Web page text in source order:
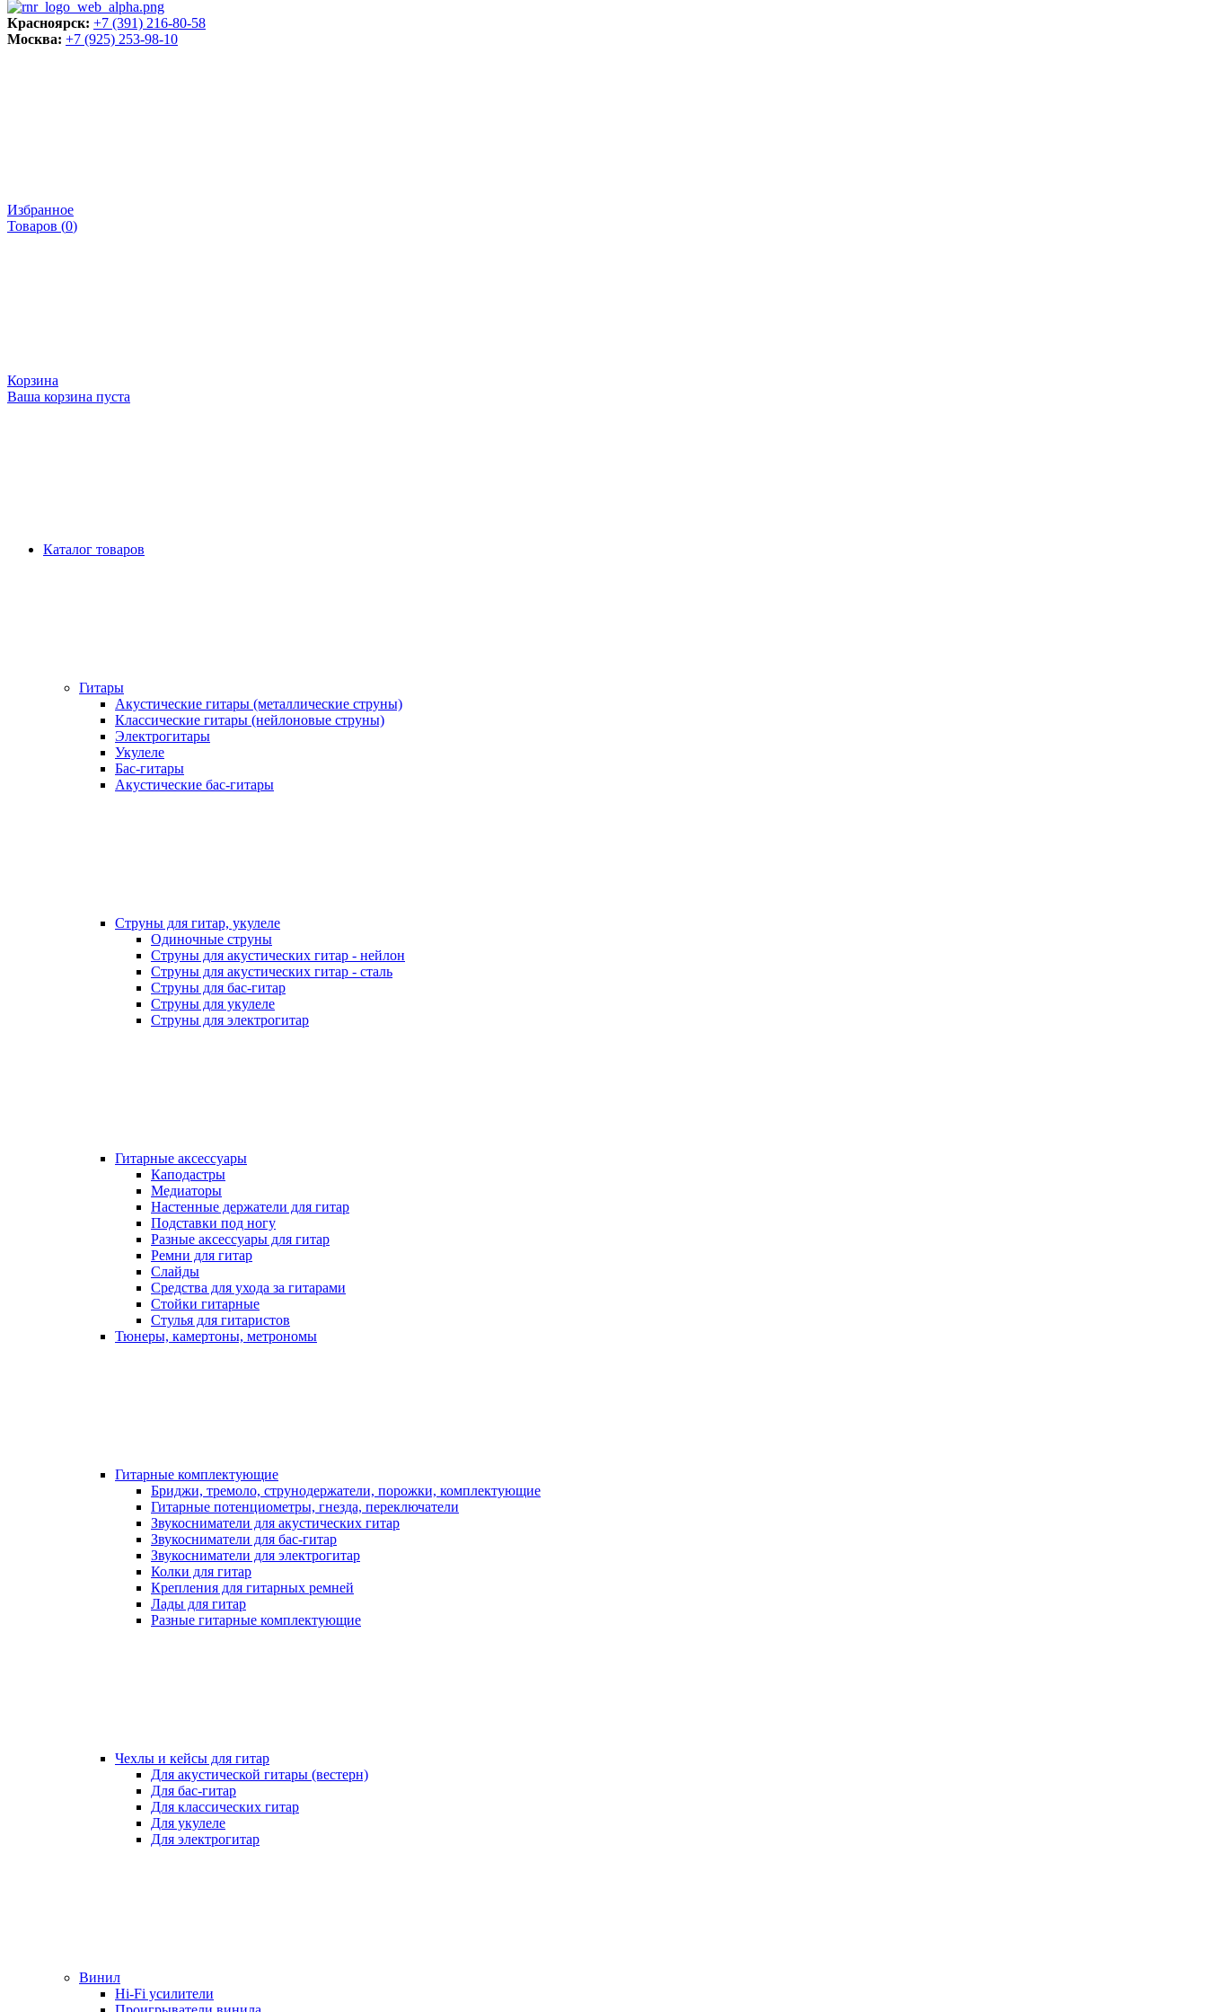
Красноярск: +7 (391) 216-80-58
Москва: +7 (925) 253-98-10
Избранное
Товаров (0)
Корзина
Ваша корзина пуста
Каталог товаров
Гитары
Акустические гитары (металлические струны)
Классические гитары (нейлоновые струны)
Электрогитары
Укулеле
Бас-гитары
Акустические бас-гитары
Струны для гитар, укулеле
Одиночные струны
Струны для акустических гитар - нейлон
Струны для акустических гитар - сталь
Струны для бас-гитар
Струны для укулеле
Струны для электрогитар
Гитарные аксессуары
Каподастры
Медиаторы
Настенные держатели для гитар
Подставки под ногу
Разные аксессуары для гитар
Ремни для гитар
Слайды
Средства для ухода за гитарами
Стойки гитарные
Стулья для гитаристов
Тюнеры, камертоны, метрономы
Гитарные комплектующие
Бриджи, тремоло, струнодержатели, порожки, комплектующие
Гитарные потенциометры, гнезда, переключатели
Звукосниматели для акустических гитар
Звукосниматели для бас-гитар
Звукосниматели для электрогитар
Колки для гитар
Крепления для гитарных ремней
Лады для гитар
Разные гитарные комплектующие
Чехлы и кейсы для гитар
Для акустической гитары (вестерн)
Для бас-гитар
Для классических гитар
Для укулеле
Для электрогитар
Винил
Hi-Fi усилители